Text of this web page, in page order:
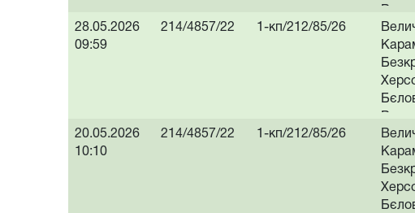
28.05.2026
09:59
214/4857/22 1-кп/212/85/26
20.05.2026
10:10
214/4857/22 1-кп/212/85/26